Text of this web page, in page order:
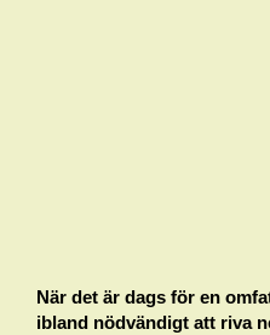
När det är dags för en
ibland nödvändigt att riva